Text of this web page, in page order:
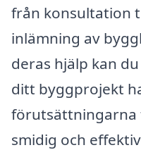
från konsultation
inlämning av
deras hjälp kan
ditt byggprojekt
förutsättningarna
smidig och